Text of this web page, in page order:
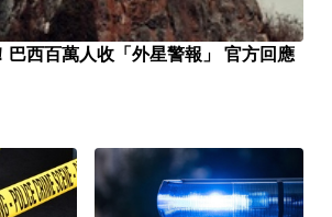
巴西百萬人收「外星警報」 官方回應